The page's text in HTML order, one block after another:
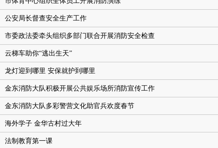
公安局长督查安全生产工作
市委政法委牵头组织多部门联合开展消防安全检查
云梯车助你“逃出生天”
龙灯迎到哪里 安保就护到哪里
金东消防大队积极开展公共娱乐场所消防宣传工作
金东消防大队多彩警营文化助官兵欢度春节
海外学子 金华古村过大年
法制教育第一课